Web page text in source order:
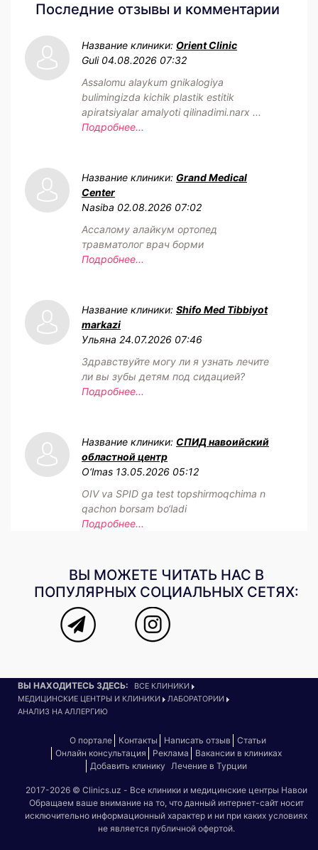
Последние отзывы и комментарии
Название клиники: Orient Clinic
Guli 04.08.2026 07:32
Assalomu alaykum gnikalogiya
bulimingizda kichik plastik estitik
apiratsiyalar amalyoti qilinadimi.narx ...
Подробнее...
Название клиники: Grand Medical
Center
Nasiba 02.08.2026 07:02
Ассалому алайкум ортопед
травматолог врач борми
Подробнее...
Название клиники: Shifo Med Tibbiyot
markazi
Ульяна 24.07.2026 07:46
Здравствуйте могу ли я узнать лечите
ли вы зубы детям под сидацией?
Подробнее...
Название клиники: СПИД навоийский
областной центр
O‘lmas 13.05.2026 05:12
OIV va SPID ga test topshirmoqchima n
qachon borsam bo‘ladi
Подробнее...
ВЫ МОЖЕТЕ ЧИТАТЬ НАС В
ПОПУЛЯРНЫХ СОЦИАЛЬНЫХ СЕТЯХ:
ВЫ НАХОДИТЕСЬ ЗДЕСЬ:
ВСЕ КЛИНИКИ
МЕДИЦИНСКИЕ ЦЕНТРЫ И КЛИНИКИ
ЛАБОРАТОРИИ
АНАЛИЗ НА АЛЛЕРГИЮ
О портале Контакты Написать отзыв
Статьи
Онлайн консультация
Реклама
Вакансии в клиниках
Добавить клинику Лечение в Турции
2017-2026 © Clinics.uz - Все клиники и медицинские центры Навои
Обращаем ваше внимание на то, что данный интернет-сайт носит
исключительно информационный характер и ни при каких условиях
не является публичной офертой.